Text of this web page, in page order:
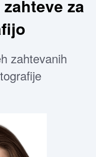
za
zahtevanih